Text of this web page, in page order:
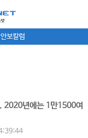
안보칼럼
2020년에는 1만1500여